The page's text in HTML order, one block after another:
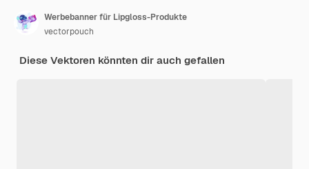
Werbebanner für Lipgloss-Produkte
vectorpouch
Diese Vektoren könnten dir auch gefallen